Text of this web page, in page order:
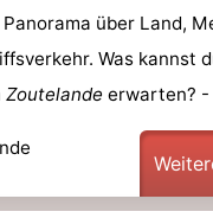
über Land,
Was kannst
Zoutelande erwarten? -